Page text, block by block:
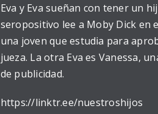
Eva y Eva sueñan con tener un
seropositivo lee a Moby Dick en
una joven que estudia para
jueza. La otra Eva es Vanessa,
de publicidad.
https://linktr.ee/nuestroshijos